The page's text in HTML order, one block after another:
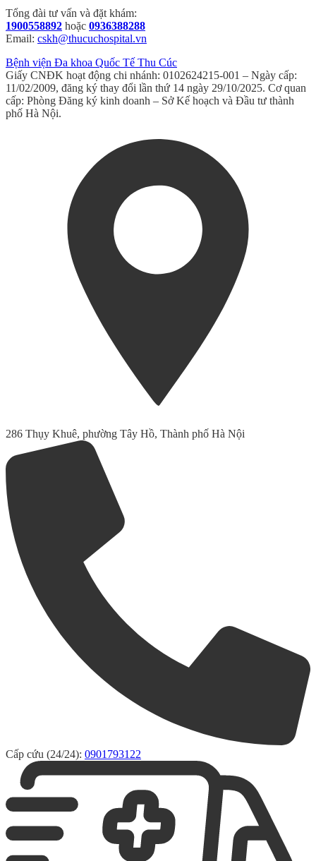
Tổng đài tư vấn và đặt khám:
1900558892 hoặc 0936388288
Email: cskh@thucuchospital.vn
Bệnh viện Đa khoa Quốc Tế Thu Cúc
Giấy CNĐK hoạt động chi nhánh: 0102624215-001 – Ngày cấp:
11/02/2009, đăng ký thay đổi lần thứ 14 ngày 29/10/2025. Cơ quan
cấp: Phòng Đăng ký kinh doanh – Sở Kế hoạch và Đầu tư thành
phố Hà Nội.
286 Thụy Khuê, phường Tây Hồ, Thành phố Hà Nội
Cấp cứu (24/24): 0901793122